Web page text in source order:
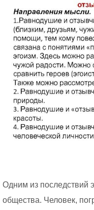
Одним из последствий
общества. Человек,